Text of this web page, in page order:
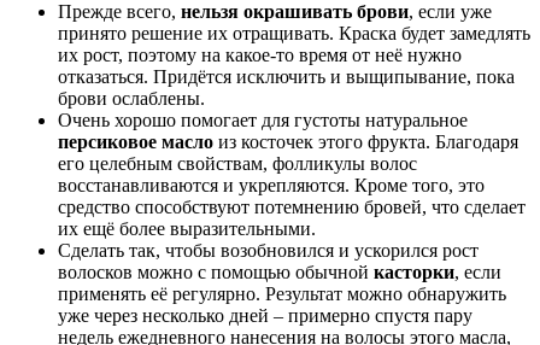
Прежде всего, нельзя окрашивать брови, если уже
принято решение их отращивать. Краска будет замедлять
их рост, поэтому на какое-то время от неё нужно
отказаться. Придётся исключить и выщипывание, пока
брови ослаблены.
Очень хорошо помогает для густоты натуральное
персиковое масло из косточек этого фрукта. Благодаря
его целебным свойствам, фолликулы волос
восстанавливаются и укрепляются. Кроме того, это
средство способствуют потемнению бровей, что сделает
их ещё более выразительными.
Сделать так, чтобы возобновился и ускорился рост
волосков можно с помощью обычной касторки, если
применять её регулярно. Результат можно обнаружить
уже через несколько дней – примерно спустя пару
недель ежедневного нанесения на волосы этого масла,